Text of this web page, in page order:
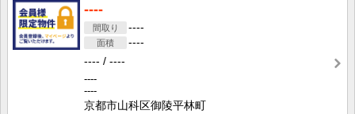
----
----
----
----
----
----
----
京都市山科区御陵平林町